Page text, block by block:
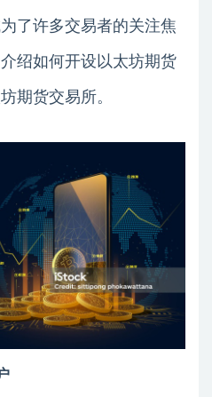
了许多交易者的关注焦
绍如何开设以太坊期货
期货交易所。